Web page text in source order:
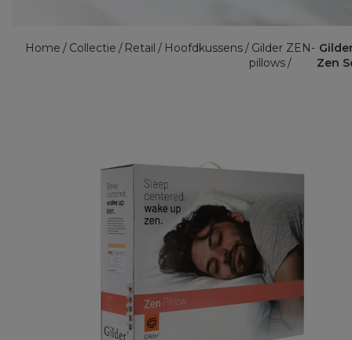
Home Collectie Retail Hoofdkussens
Gilder ZEN-
pillows
Zen